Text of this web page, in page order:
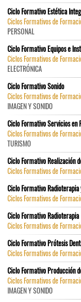
Ciclo Formativo Estética
Ciclos Formativos de
PERSONAL
Ciclo Formativo Equipos e
Ciclos Formativos de
ELECTRÓNICA
Ciclo Formativo Sonido
Ciclos Formativos de
IMAGEN Y SONIDO
Ciclo Formativo Servicios en
Ciclos Formativos de
TURISMO
Ciclo Formativo Realización
Ciclos Formativos de
Ciclo Formativo
Ciclos Formativos de
Ciclo Formativo Radioterapia
Ciclos Formativos de
Ciclo Formativo Prótesis
Ciclos Formativos de
Ciclo Formativo Producción
Ciclos Formativos de
IMAGEN Y SONIDO